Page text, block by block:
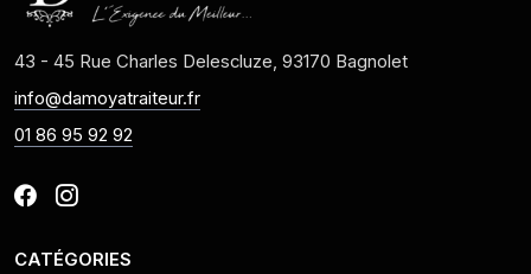
43 - 45 Rue Charles Delescluze, 93170 Bagnolet
info@damoyatraiteur.fr
01 86 95 92 92
CATÉGORIES